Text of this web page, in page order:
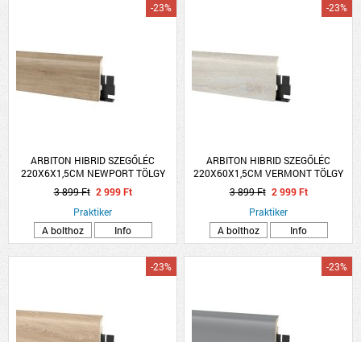
ARBITON HIBRID SZEGŐLÉC
220X6X1,5CM NEWPORT TÖLGY
VIGO60
-23%
3 899 Ft 2 999 Ft
Praktiker
A bolthoz
Info
ARBITON HIBRID SZEGŐLÉC
220X60X1,5CM VERMONT TÖLGY
VIGO 60
-23%
3 899 Ft 2 999 Ft
Praktiker
A bolthoz
Info
-23% -23%